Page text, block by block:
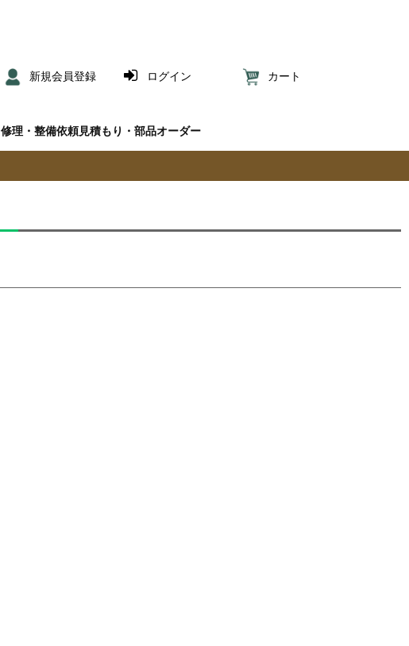
新規会員登録 ログイン カート
修理・整備依頼見積もり・部品オーダー